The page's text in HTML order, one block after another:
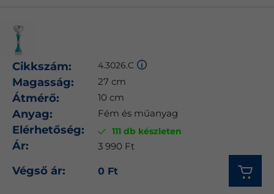
Cikkszám: 4.3026.C
Magasság: 27 cm
Átmérő: 10 cm
Anyag: Fém és műanyag
Elérhetőség: 111 db készleten
Ár: 3 990 Ft
Végső ár: 0 Ft